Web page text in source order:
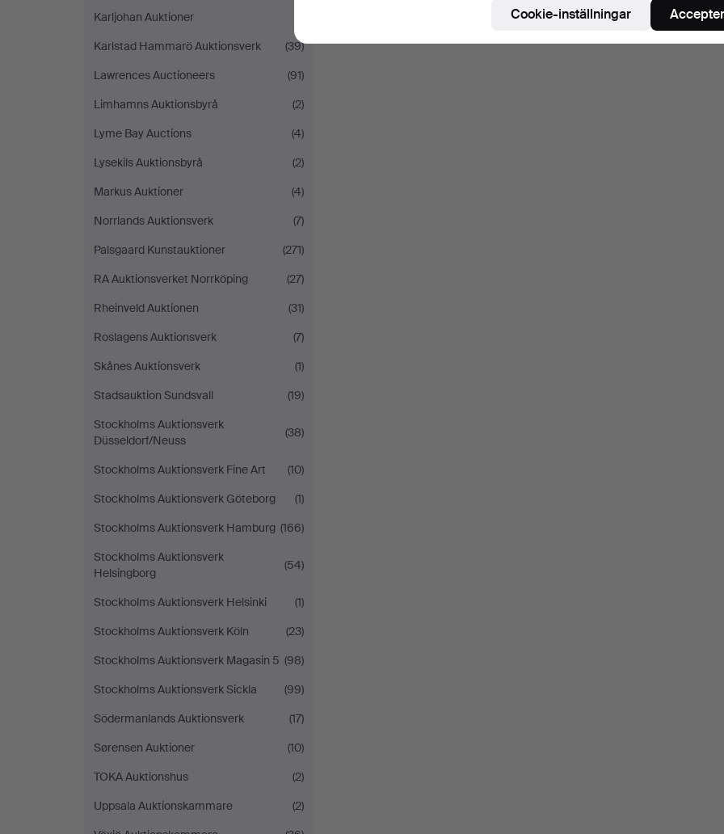
Karljohan Auktioner
Karlstad Hammarö Auktionsverk
(39)
Lawrences Auctioneers
(91)
Limhamns Auktionsbyrå
(2)
Lyme Bay Auctions
(4)
Lysekils Auktionsbyrå
(2)
Markus Auktioner
(4)
Norrlands Auktionsverk
(7)
Palsgaard Kunstauktioner
(271)
RA Auktionsverket Norrköping
(27)
Rheinveld Auktionen
(31)
Roslagens Auktionsverk
(7)
Skånes Auktionsverk
(1)
Stadsauktion Sundsvall
(19)
Stockholms Auktionsverk
Düsseldorf/Neuss
(38)
Stockholms Auktionsverk Fine Art
(10)
Stockholms Auktionsverk Göteborg
(1)
Stockholms Auktionsverk Hamburg (166)
Stockholms Auktionsverk
Helsingborg
(54)
Stockholms Auktionsverk Helsinki
(1)
Stockholms Auktionsverk Köln
(23)
Stockholms Auktionsverk Magasin 5 (98)
Stockholms Auktionsverk Sickla
(99)
Södermanlands Auktionsverk
(17)
Sørensen Auktioner
(10)
TOKA Auktionshus
(2)
Uppsala Auktionskammare
(2)
Cookie-inställningar